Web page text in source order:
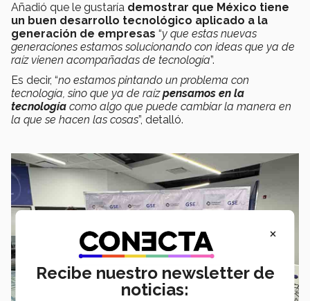
Añadió que le gustaría demostrar que México tiene
un buen desarrollo tecnológico aplicado a la
generación de empresas “y que estas nuevas
generaciones estamos solucionando con ideas que ya de
raíz vienen acompañadas de tecnología”.
Es decir, “no estamos pintando un problema con
tecnología, sino que ya de raízpensamos en la
tecnología como algo que puede cambiar la manera en
la que se hacen las cosas”, detalló.
×
Recibe nuestro newsletter de
noticias: